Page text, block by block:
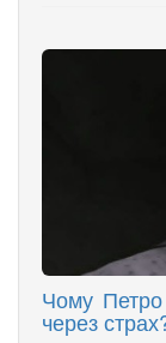
Чому
через